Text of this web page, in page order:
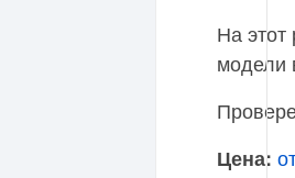
На
модели
Цена: